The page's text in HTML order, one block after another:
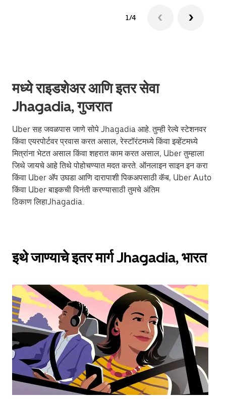
1/4
मध्ये राइडशेअर आणि इतर सेवा
Jhagadia, गुजरात
Uber सह जवळपास जाणे सोपे Jhagadia आहे. तुम्ही रेल्वे स्टेशनवर
किंवा एयरपोर्टवर प्रवास करत असाल, रेस्टॉरंटमध्ये किंवा इव्हेंटमध्ये
मित्रांना भेटत असाल किंवा शहरात काम करत असाल, Uber तुम्हाला
जिथे जायचे आहे तिथे पोहोचण्यात मदत करते. ऑनलाइन साइन इन करा
किंवा Uber अ‍ॅप उघडा आणि दारापाशी पिकअपसाठी कॅब, Uber Auto
किंवा Uber बाइकची विनंती करण्यासाठी तुमचे अंतिम
ठिकाण लिहाJhagadia.
इथे जाण्याचे इतर मार्ग Jhagadia, भारत